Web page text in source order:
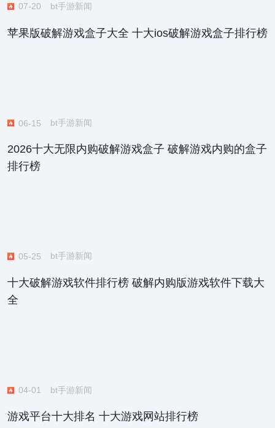
07-20 bt手游新闻
苹果版破解游戏盒子大全 十大ios破解游戏盒子排行榜
06-15 bt手游新闻
2026十大无限内购破解游戏盒子 破解游戏内购的盒子
排行榜
05-25 bt手游新闻
十大破解游戏软件排行榜 破解内购版游戏软件下载大
全
04-01 bt手游新闻
游戏平台十大排名 十大游戏网站排行榜